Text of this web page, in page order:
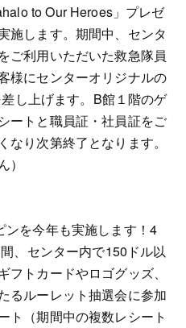
to Our Heroes」プレゼ
施します。期間中、センタ
ご利用いただいた救急隊員
様にセンターオリジナルの
し上げます。B館１階のゲ
ートと職員証・社員証をご
り次第終了となります。
）
ンを今年も実施します！4
、センター内で150ドル以
トカードやロゴグッズ、
るルーレット抽選会に参加
ト（期間中の複数レシート